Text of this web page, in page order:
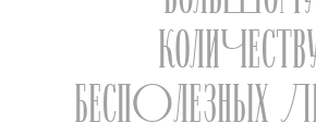
БЕСПОЛЕЗНЫХ